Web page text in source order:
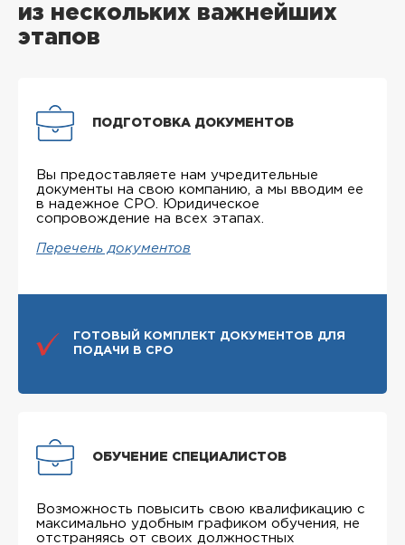
из нескольких важнейших
этапов
ПОДГОТОВКА ДОКУМЕНТОВ
Вы предоставляете нам учредительные
документы на свою компанию, а мы вводим ее
в надежное СРО. Юридическое
сопровождение на всех этапах.
Перечень документов
ГОТОВЫЙ КОМПЛЕКТ ДОКУМЕНТОВ ДЛЯ
ПОДАЧИ В СРО
ОБУЧЕНИЕ СПЕЦИАЛИСТОВ
Возможность повысить свою квалификацию с
максимально удобным графиком обучения, не
отстраняясь от своих должностных